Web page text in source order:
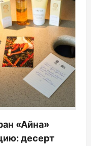
«Айна»
десерт